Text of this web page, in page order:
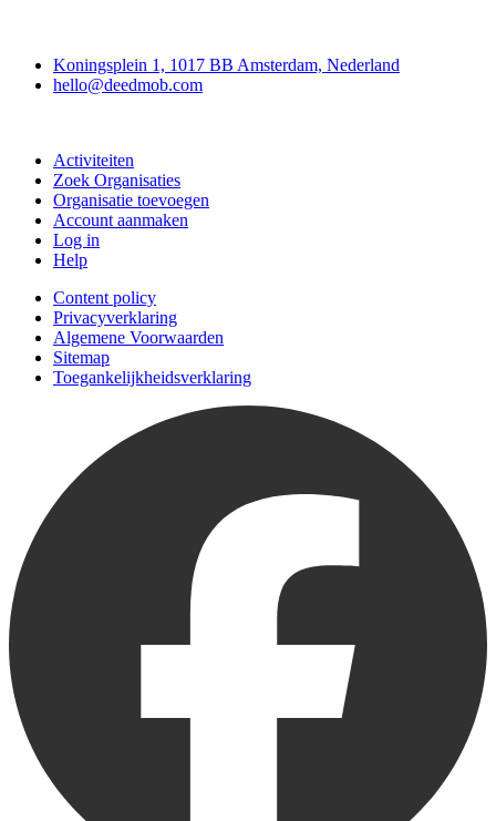
Koningsplein 1, 1017 BB Amsterdam, Nederland
hello@deedmob.com
Activiteiten
Zoek Organisaties
Organisatie toevoegen
Account aanmaken
Log in
Help
Content policy
Privacyverklaring
Algemene Voorwaarden
Sitemap
Toegankelijkheidsverklaring